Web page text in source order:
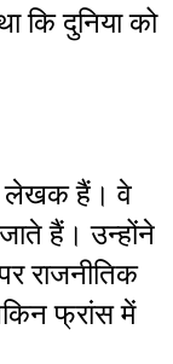
कि दुनिया को
लेखक हैं। वे
हैं। उन्होंने
राजनीतिक
फ्रांस में